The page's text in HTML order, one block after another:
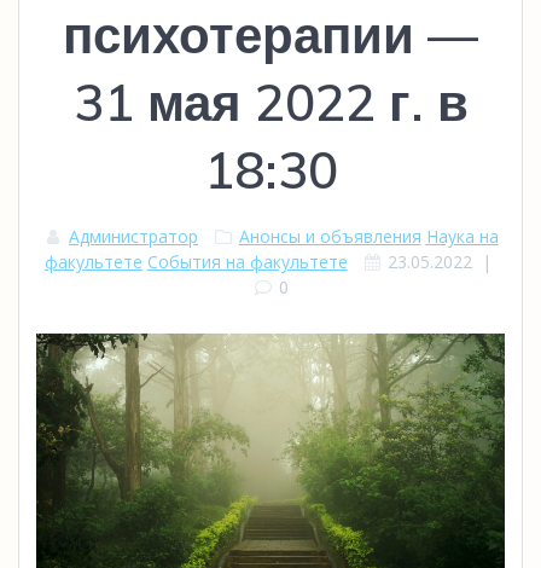
психотерапии —
31 мая 2022 г. в
18:30
Администратор Анонсы и объявления Наука на
факультете События на факультете 23.05.2022 |
0